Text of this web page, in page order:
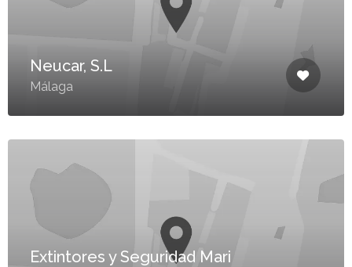
Neucar, S.L
Málaga
Extintores y Seguridad Mari